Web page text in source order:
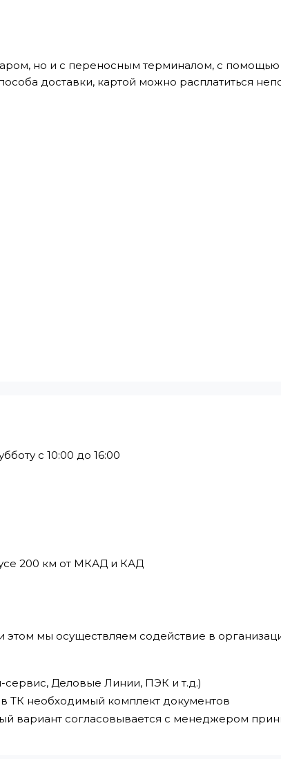
но и с переносным терминалом, с
доставки, картой можно расплатиться
с 10:00 до 16:00
200 км от МКАД и КАД
мы осуществляем содействие в
Деловые Линии, ПЭК и т.д.)
ТК необходимый комплект документов
вариант согласовывается с менеджером